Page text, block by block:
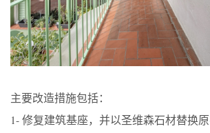
主要改造措施包括：
1- 修复建筑基座，并以圣维森石材替换